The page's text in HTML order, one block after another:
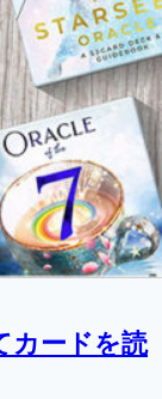
カードを読